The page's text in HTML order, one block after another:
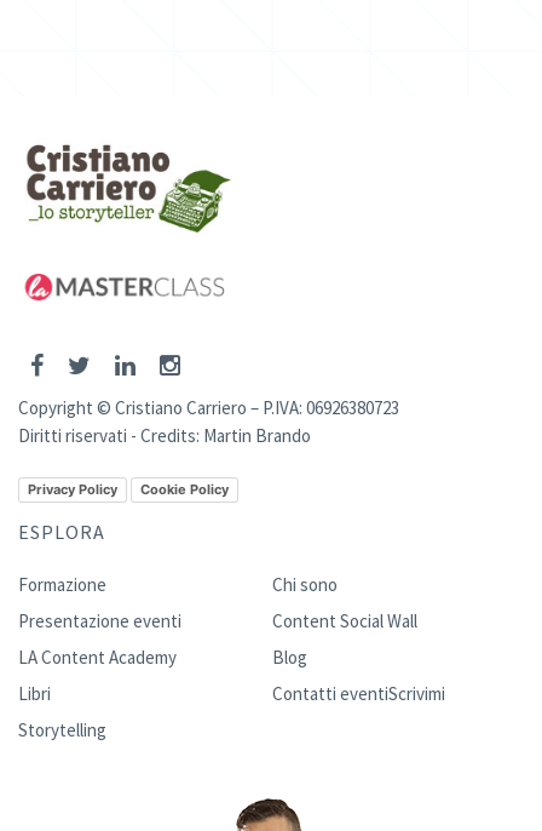
Copyright © Cristiano Carriero – P.IVA: 06926380723
Diritti riservati - Credits: Martin Brando
Privacy Policy Cookie Policy
ESPLORA
Formazione
Presentazione eventi
LA Content Academy
Libri
Storytelling
Chi sono
Content Social Wall
Blog
Contatti eventiScrivimi